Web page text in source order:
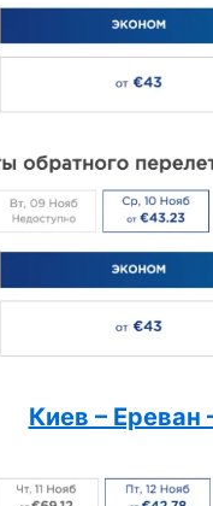
Киев – Ереван